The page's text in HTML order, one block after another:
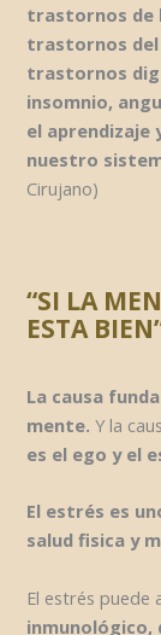
trastornos de
trastornos
trastornos
insomnio,
el aprendizaje
nuestro
Cirujano)
“SI LA
ESTA
La causa
mente.Y la
es el ego y el
El estrés es
salud fisica y
El estrés puede